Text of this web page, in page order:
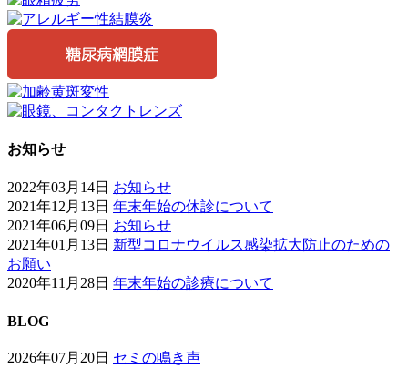
お知らせ
2022年03月14日 お知らせ
2021年12月13日 年末年始の休診について
2021年06月09日 お知らせ
2021年01月13日 新型コロナウイルス感染拡大防止のための
お願い
2020年11月28日 年末年始の診療について
BLOG
2026年07月20日 セミの鳴き声